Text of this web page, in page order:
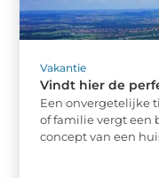
Vakantie
Vindt hier de
Een onvergetelijke
of familie vergt een
concept van een